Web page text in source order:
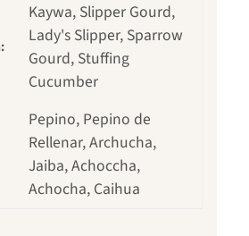
Kaywa, Slipper Gourd,
Lady's Slipper, Sparrow
Gourd, Stuffing
Cucumber
Pepino, Pepino de
Rellenar, Archucha,
Jaiba, Achoccha,
Achocha, Caihua